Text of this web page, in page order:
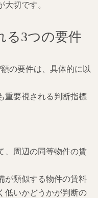
切です。
る3つの要件
の要件は、具体的に以
重要視される判断指標
、周辺の同等物件の賃
が類似する物件の賃料
低いかどうかが判断の